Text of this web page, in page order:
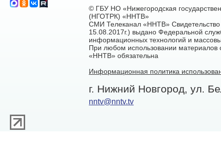
© ГБУ НО «Нижегородская
(НГОТРК) «ННТВ»
СМИ Телеканал «ННТВ»
15.08.2017г.) выдано Федеральной
информационных технологий и
При любом использовании материалов
«ННТВ» обязательна
Информационная политика
г. Нижний Новгород, ул.
nntv@nntv.tv